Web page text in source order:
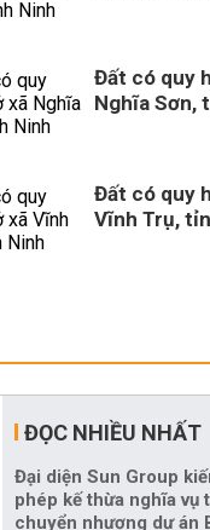
Đất có quy
Nghĩa Sơn,
Đất có quy
Vĩnh Trụ,
ĐỌC NHIỀU NHẤT
Đại diện Sun Group
phép kế thừa nghĩa vụ
chuyển nhượng dự án